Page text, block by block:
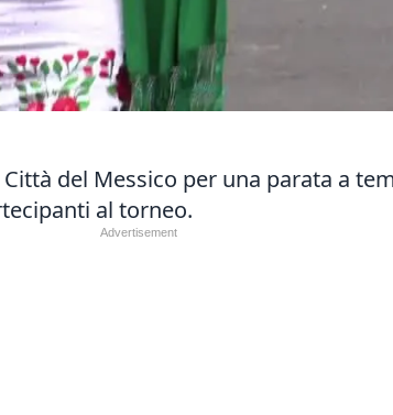
del Messico per una parata a
al torneo.